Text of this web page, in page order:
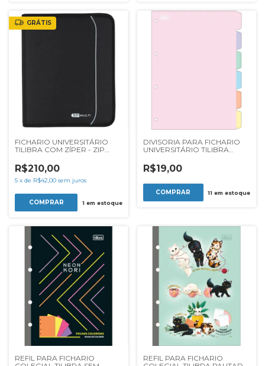
GRÁTIS
FICHARIO UNIVERSITÁRIO
TILIBRA COM ZÍPER - ZIP
R$210,00
5 x de R$42,00 sem juros
1em estoque
DIVISORIA PARA FICHARIO
UNIVERSITÁRIO TILIBRA
R$19,00
11 em estoque
REFIL PARA FICHARIO
REFIL PARA FICHARIO